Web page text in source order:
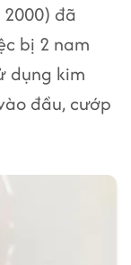
đã
bị 2 nam
dụng kim
đầu, cướp